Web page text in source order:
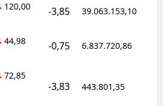
120,00 -3,85 39.063.153,10
44,98 -0,75 6.837.720,86
72,85
-3,83 443.801,35